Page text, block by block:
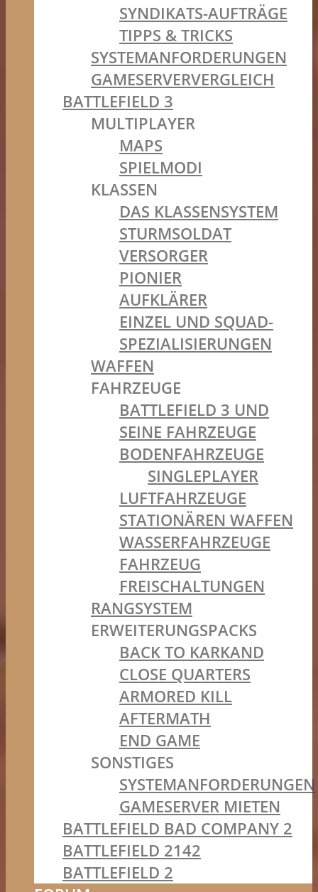
SYNDIKATS-AUFTRÄGE
TIPPS & TRICKS
SYSTEMANFORDERUNGEN
GAMESERVERVERGLEICH
BATTLEFIELD 3
MULTIPLAYER
MAPS
SPIELMODI
KLASSEN
DAS KLASSENSYSTEM
STURMSOLDAT
VERSORGER
PIONIER
AUFKLÄRER
EINZEL UND SQUAD-
SPEZIALISIERUNGEN
WAFFEN
FAHRZEUGE
BATTLEFIELD 3 UND
SEINE FAHRZEUGE
BODENFAHRZEUGE
SINGLEPLAYER
LUFTFAHRZEUGE
STATIONÄREN WAFFEN
WASSERFAHRZEUGE
FAHRZEUG
FREISCHALTUNGEN
RANGSYSTEM
ERWEITERUNGSPACKS
BACK TO KARKAND
CLOSE QUARTERS
ARMORED KILL
AFTERMATH
END GAME
SONSTIGES
SYSTEMANFORDERUNGEN
GAMESERVER MIETEN
BATTLEFIELD BAD COMPANY 2
BATTLEFIELD 2142
BATTLEFIELD 2